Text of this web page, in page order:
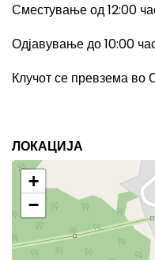
Сместување од 12:00
Одјавување до 10:00
Клучот се превзема во
ЛОКАЦИЈА
+
−